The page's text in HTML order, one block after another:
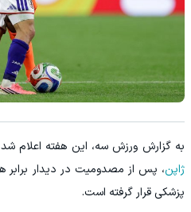
به گزارش ورزش سه، این هفته اعلام شد
ژاپن، پس از مصدومیت در دیدار برابر
پزشکی قرار گرفته است.